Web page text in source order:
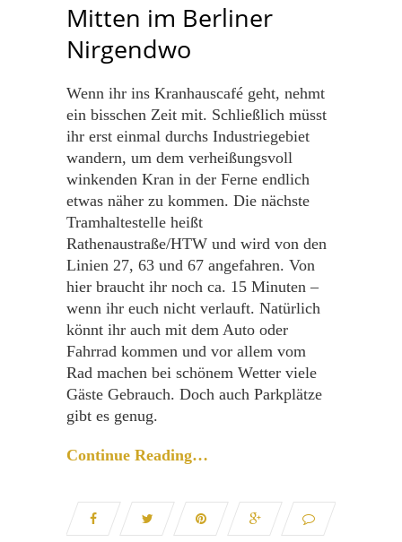
Mitten im Berliner
Nirgendwo
Wenn ihr ins Kranhauscafé geht, nehmt
ein bisschen Zeit mit. Schließlich müsst
ihr erst einmal durchs Industriegebiet
wandern, um dem verheißungsvoll
winkenden Kran in der Ferne endlich
etwas näher zu kommen. Die nächste
Tramhaltestelle heißt
Rathenaustraße/HTW und wird von den
Linien 27, 63 und 67 angefahren. Von
hier braucht ihr noch ca. 15 Minuten –
wenn ihr euch nicht verlauft. Natürlich
könnt ihr auch mit dem Auto oder
Fahrrad kommen und vor allem vom
Rad machen bei schönem Wetter viele
Gäste Gebrauch. Doch auch Parkplätze
gibt es genug.
Continue Reading…